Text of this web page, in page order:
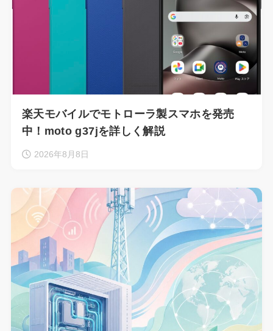
楽天モバイルでモトローラ製スマホを発売
中！moto g37jを詳しく解説
2026年8月8日